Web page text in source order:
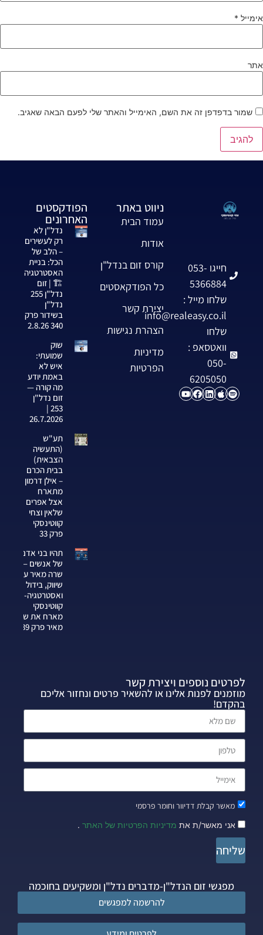
*
שמור בדפדפן זה את השם, האימייל והאתר שלי לפעם הבאה שאגיב.
חייגו 053-
5366884
שלחו מייל :
info@realeasy.co.il
שלחו
וואטסאפ :
050-
6205050
ניווט באתר
עמוד הבית
אודות
קורס זום בנדל"ן
כל הפודקאסטים
יצירת קשר
הצהרת נגישות
מדיניות
הפרטיות
הפודקסטים
האחרונים
נדל"ן לא
רק לעשירים
– הלב של
הכל: בניית
האסטרטגיה
🏗️ | זום
נדל"ן 255
נדל"ן
בשידור פרק
340 2.8.26
שוק
שמועתי:
איש לא
באמת יודע
מה קורה —
זום נדל"ן
253 |
26.7.2026
תע"ש
(התעשיה
הצבאית)
בבית הכרם
– אילן דרמון
מתארח
אצל אפרים
שלאין וצחי
קווטינסקי
פרק 33
תהיו בני אדם
של אנשים —
שרה מאיר על
שיווק, בידול
ואסטרטגיה-צחי
קווטינסקי
מארח את שרה
מאיר פרק 339
לפרטים נוספים ויצירת קשר
מוזמנים לפנות אלינו או להשאיר פרטים ונחזור אליכם
בהקדם!
מאשר קבלת דדיוור וחומר פרסמי
אני מאשר/ת את מדיניות הפרטיות של האתר .
שליחה
מפגשי זום הנדל"ן-מדברים נדל"ן ומשקיעים בחוכמה
להרשמה למפגשים